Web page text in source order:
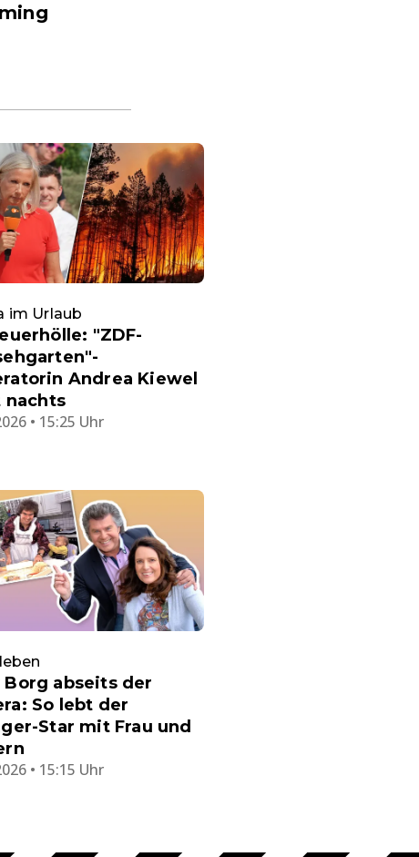
im Urlaub
"ZDF-
Andrea Kiewel
• 15:25 Uhr
Borg abseits der
So lebt der
Star mit Frau und
• 15:15 Uhr